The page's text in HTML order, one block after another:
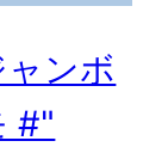
ンボ
#"